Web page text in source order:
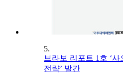
5.
브라보 리포트 1호 ‘사
전략’ 발간